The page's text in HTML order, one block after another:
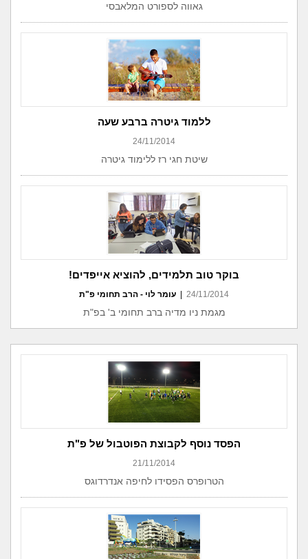
גאווה לספורט המלאבסי
ללמוד גיטרה ברבע שעה
24/11/2014
שיטת חגי רז ללימוד גיטרה
בוקר טוב תלמידים, להוציא אייפדים!
24/11/2014 עומר לוי - הרב תחומי פ"ת
מגמת ניו מדיה ברב תחומי ב' בפ"ת
הפסד נוסף לקבוצת הפוטבול של פ"ת
21/11/2014
הטרופרס הפסידו לחיפה אנדרדוגס